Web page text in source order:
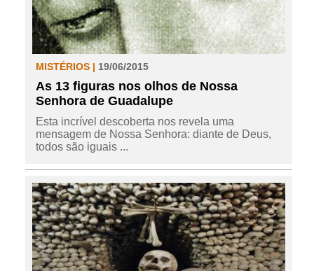
MISTÉRIOS | 19/06/2015
As 13 figuras nos olhos de Nossa
Senhora de Guadalupe
Esta incrível descoberta nos revela uma
mensagem de Nossa Senhora: diante de Deus,
todos são iguais ...